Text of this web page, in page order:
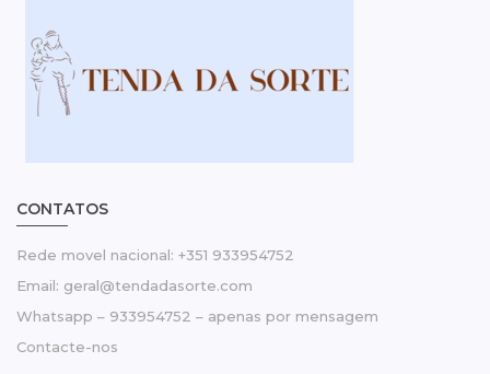
CONTATOS
Rede movel nacional: +351 933954752
Email: geral@tendadasorte.com
Whatsapp – 933954752 – apenas por mensagem
Contacte-nos